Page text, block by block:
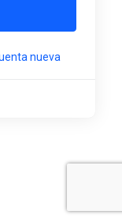
nueva